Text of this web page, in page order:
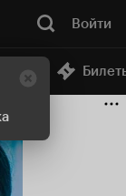
Войти